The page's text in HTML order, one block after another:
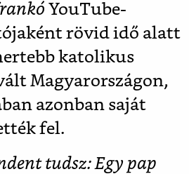
YouTube-
rövid idő alatt
katolikus
Magyarországon,
azonban saját
fel.
tudsz: Egy pap